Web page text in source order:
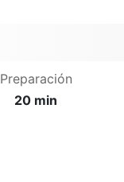
Preparación
20 min